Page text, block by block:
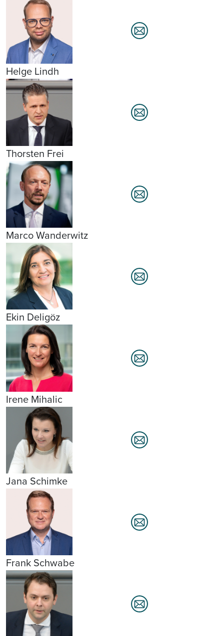
Helge Lindh
Thorsten Frei
Marco Wanderwitz
Ekin Deligöz
Irene Mihalic
Jana Schimke
Frank Schwabe